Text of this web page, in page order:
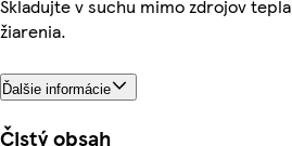
Skladujte v suchu mimo zdrojov
žiarenia.
Ďalšie informácie
Čistý obsah